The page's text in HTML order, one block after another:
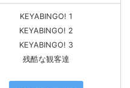
KEYABINGO! 1
KEYABINGO! 2
KEYABINGO! 3
残酷な観客達